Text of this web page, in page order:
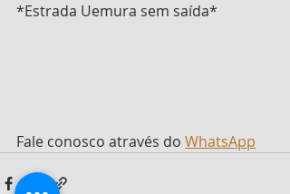
*Estrada Uemura sem saída*
Fale conosco através do WhatsApp